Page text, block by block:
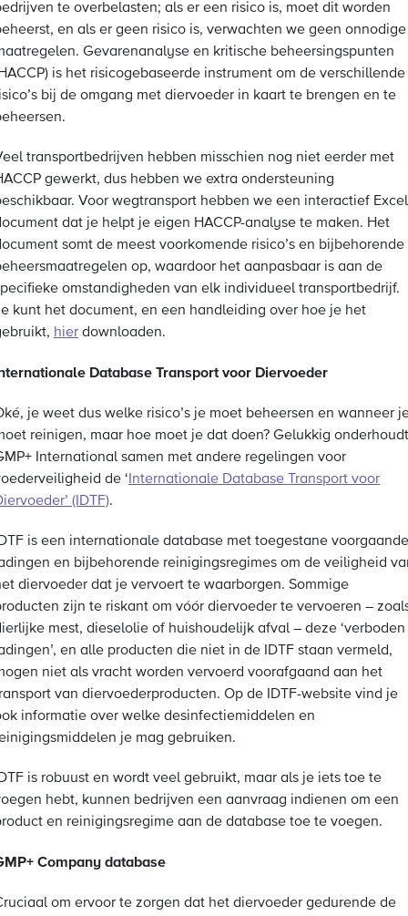
te overbelasten; als er een risico is, moet dit worden
en als er geen risico is, verwachten we geen onnodige
Gevarenanalyse en kritische beheersingspunten
is het risicogebaseerde instrument om de verschillende
bij de omgang met diervoeder in kaart te brengen en te
transportbedrijven hebben misschien nog niet eerder met
gewerkt, dus hebben we extra ondersteuning
Voor wegtransport hebben we een interactief
dat je helpt je eigen HACCP-analyse te maken. Het
somt de meest voorkomende risico’s en bijbehorende
op, waardoor het aanpasbaar is aan de
omstandigheden van elk individueel transportbedrijf.
kunt het document, en een handleiding over hoe je het
hier downloaden.
Database Transport voor Diervoeder
je weet dus welke risico’s je moet beheersen en wanneer
reinigen, maar hoe moet je dat doen? Gelukkig onderhoudt
International samen met andere regelingen voor
de ‘ Internationale Database Transport voor
(IDTF).
is een internationale database met toegestane voorgaande
en bijbehorende reinigingsregimes om de veiligheid
diervoeder dat je vervoert te waarborgen. Sommige
zijn te riskant om vóór diervoeder te vervoeren –
mest, dieselolie of huishoudelijk afval – deze ‘verboden
en alle producten die niet in de IDTF staan vermeld,
niet als vracht worden vervoerd voorafgaand aan het
van diervoederproducten. Op de IDTF-website vind je
informatie over welke desinfectiemiddelen en
je mag gebruiken.
is robuust en wordt veel gebruikt, maar als je iets toe te
hebt, kunnen bedrijven een aanvraag indienen om een
en reinigingsregime aan de database toe te voegen.
Company database
om ervoor te zorgen dat het diervoeder gedurende de